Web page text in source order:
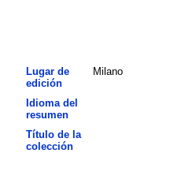
Lugar de
edición
Milano
Idioma del
resumen
Título de la
colección